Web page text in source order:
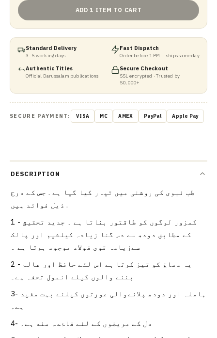
ADD 1 ITEM TO CART
Standard Delivery
3–5 working days
Fast Dispatch
Order before 1 PM — ships same day
Authentic Titles
Official Darussalam publications
Secure Checkout
SSL encrypted · Trusted by
50,000+
SECURE PAYMENT: VISA MC AMEX PayPal Apple Pay
DESCRIPTION
طب نبوی کی روشنی میں تیار کیا گیا ہے . جس کے درج
ذیل فوائد ہیں .
1 - کمزور لوگوں کو طاقتور بناتا ہے ۔ جدید تحقیق
کے مطابق دودھ سے دس گنا زیادہ کیلشیم اور پالک
سےزیادہ قوی فولاد موجود ہوتا ہے ۔
2 - یہ دماغ کو تیز کرتا ہے اس لئے حافظ اور عالم
بننے والوں کیلے انمول تحفہ ہے۔
3- ہاملہ اور دودھ پلانےوالی عورتوں کیلئے بہت مفید
ہے۔
4- دل کے مریضوں کے لئے فاۂدہ مند ہے۔